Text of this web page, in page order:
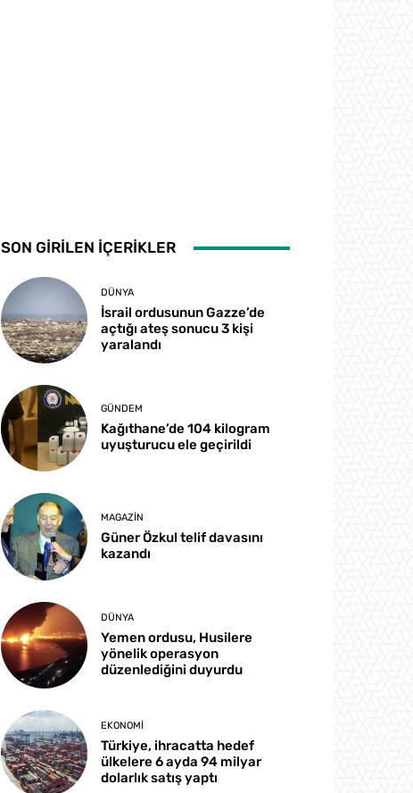
SON GİRİLEN İÇERİKLER
DÜNYA
İsrail ordusunun Gazze’de
açtığı ateş sonucu 3 kişi
yaralandı
GÜNDEM
Kağıthane’de 104 kilogram
uyuşturucu ele geçirildi
MAGAZIN
Güner Özkul telif davasını
kazandı
DÜNYA
Yemen ordusu, Husilere
yönelik operasyon
düzenlediğini duyurdu
EKONOMI
Türkiye, ihracatta hedef
ülkelere 6 ayda 94 milyar
dolarlık satış yaptı